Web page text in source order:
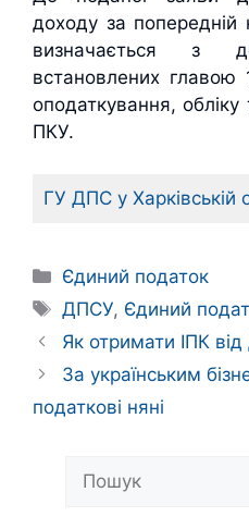
доходу за попередній
визначається з
встановлених
оподаткування, обліку
ПКУ.
ГУ ДПС у Харківській
Категорії
Єдиний податок
Позначки
ДПСУ, Єдиний
Як отримати ІПК
За українським
податкові няні